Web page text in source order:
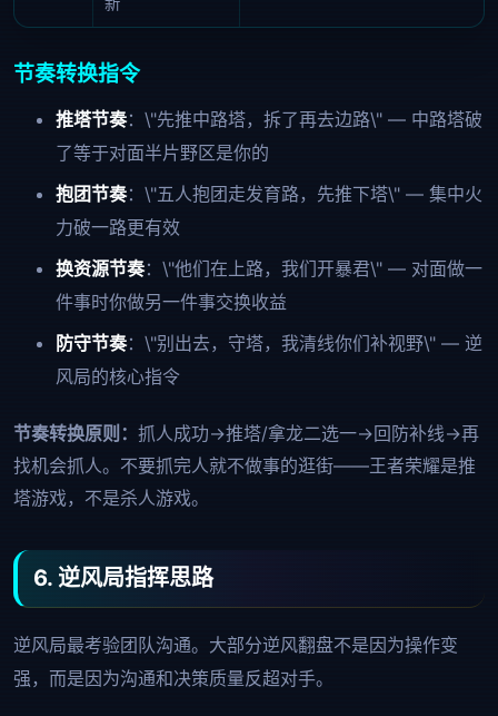
节奏转换指令
推塔节奏：\"先推中路塔，拆了再去边路\" — 中路塔破
了等于对面半片野区是你的
抱团节奏：\"五人抱团走发育路，先推下塔\" — 集中火
力破一路更有效
换资源节奏：\"他们在上路，我们开暴君\" — 对面做一
件事时你做另一件事交换收益
防守节奏：\"别出去，守塔，我清线你们补视野\" — 逆
风局的核心指令
节奏转换原则： 抓人成功→推塔/拿龙二选一→回防补线→再
找机会抓人。不要抓完人就不做事的逛街——王者荣耀是推
塔游戏，不是杀人游戏。
6. 逆风局指挥思路
逆风局最考验团队沟通。大部分逆风翻盘不是因为操作变
强，而是因为沟通和决策质量反超对手。